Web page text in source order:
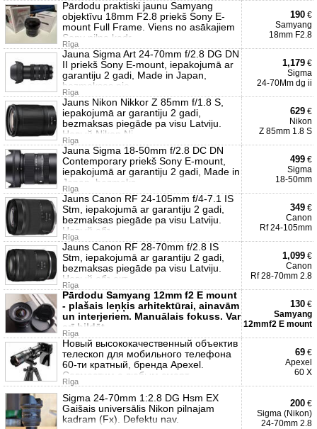
Pārdodu praktiski jaunu Samyang
objektīvu 18mm F2.8 priekš Sony E-
mount Full Frame. Viens no asākajiem
Sony pilna kadr
Rīga
190 €
Samyang
18mm F2.8
Jauna Sigma Art 24-70mm f/2.8 DG DN
II priekš Sony E-mount, iepakojumā ar
garantiju 2 gadi, Made in Japan,
bezmaksas pie
Rīga
1,179 €
Sigma
24-70Mm dg ii
Jauns Nikon Nikkor Z 85mm f/1.8 S,
iepakojumā ar garantiju 2 gadi,
bezmaksas piegāde pa visu Latviju.
Новый Nikon Ni
Rīga
629 €
Nikon
Z 85mm 1.8 S
Jauna Sigma 18-50mm f/2.8 DC DN
Contemporary priekš Sony E-mount,
iepakojumā ar garantiju 2 gadi, Made in
Japan, bezmaks
Rīga
499 €
Sigma
18-50mm
Jauns Canon RF 24-105mm f/4-7.1 IS
Stm, iepakojumā ar garantiju 2 gadi,
bezmaksas piegāde pa visu Latviju.
Новый объ
Rīga
349 €
Canon
Rf 24-105mm
Jauns Canon RF 28-70mm f/2.8 IS
Stm, iepakojumā ar garantiju 2 gadi,
bezmaksas piegāde pa visu Latviju.
Новый объект
Rīga
1,099 €
Canon
Rf 28-70mm 2.8
Pārdodu Samyang 12mm f2 E mount
- plašais leņķis arhitektūrai, ainavām
un interjeriem. Manuālais fokuss. Var
arī bildēt
Rīga
130 €
Samyang
12mmf2 E mount
Новый высококачественный объектив
телескоп для мобильного телефона
60-ти кратный, бренда Apexel.
Совместим с любым смарт
Rīga
69 €
Apexel
60 X
Sigma 24-70mm 1:2.8 DG Hsm EX
Gaišais universālis Nikon pilnajam
kadram (Fx). Defektu nav.
200 €
Sigma (Nikon)
24-70mm 2.8